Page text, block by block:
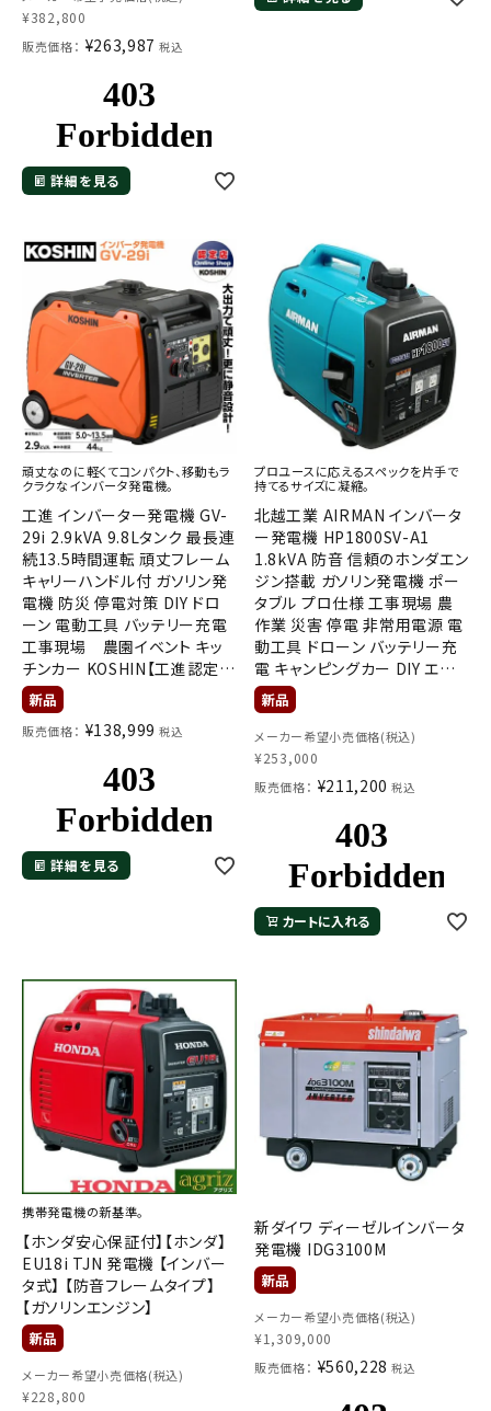
¥382,800
販売価格： ¥263,987 税込
詳細を見る
頑丈なのに軽くてコンパクト、移動もラ
クラクなインバータ発電機。
工進 インバーター発電機 GV-
29i 2.9kVA 9.8Lタンク 最長連
続13.5時間運転 頑丈フレーム
キャリーハンドル付 ガソリン発
電機 防災 停電対策 DIY ドロ
ーン 電動工具 バッテリー充電
工事現場 農園イベント キッ
チンカー KOSHIN【工進認定シ
ョップ】
販売価格： ¥138,999 税込
詳細を見る
プロユースに応えるスペックを片手で
持てるサイズに凝縮。
北越工業 AIRMAN インバータ
ー発電機 HP1800SV-A1
1.8kVA 防音 信頼のホンダエン
ジン搭載 ガソリン発電機 ポー
タブル プロ仕様 工事現場 農
作業 災害 停電 非常用電源 電
動工具 ドローン バッテリー充
電 キャンピングカー DIY エア
ーマン
メーカー希望小売価格(税込)
¥253,000
販売価格： ¥211,200 税込
カートに入れる
携帯発電機の新基準。
【ホンダ安心保証付】【ホンダ】
EU18i TJN 発電機 【インバー
タ式】 【防音フレームタイプ】
【ガソリンエンジン】
メーカー希望小売価格(税込)
¥228,800
新ダイワ ディーゼルインバータ
発電機 IDG3100M
メーカー希望小売価格(税込)
¥1,309,000
販売価格： ¥560,228 税込